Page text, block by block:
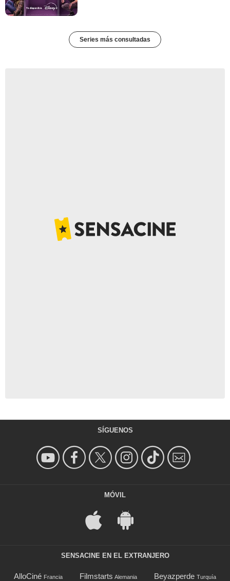
Series más consultadas
SÍGUENOS
MÓVIL
SENSACINE EN EL EXTRANJERO
AlloCiné Francia Filmstarts Alemania Beyazperde Turquía